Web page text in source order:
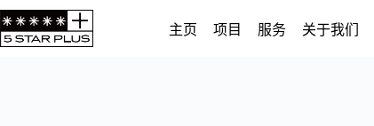
跳
至
主页 项目 服务 关于我们